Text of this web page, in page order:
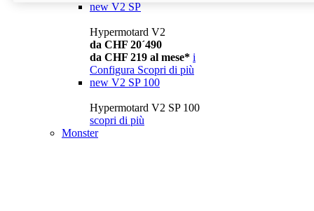
new V2 SP
Hypermotard V2
da CHF 20´490
da CHF 219 al mese* i
Configura Scopri di più
new V2 SP 100
Hypermotard V2 SP 100
scopri di più
Monster